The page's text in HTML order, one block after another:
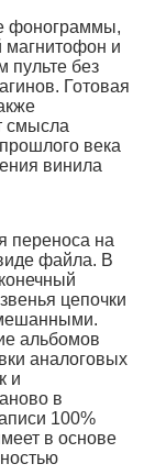
фонограммы,
магнитофон и
пульте без
Готовая
смысла
века
винила
переноса на
файла. В
цепочки
альбомов
аналоговых
и
в
100%
в основе